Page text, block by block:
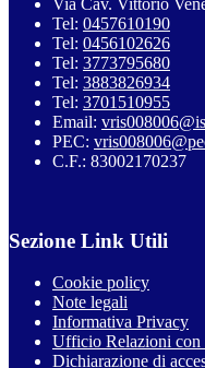
Via Cav. Vittorio
Tel: 0457610190
Tel: 0456102626
Tel: 3773795680
Tel: 3883826934
Tel: 3701510955
Email:
PEC:
C.F.: 83002170237
Sezione Link Utili
Cookie policy
Note legali
Informativa Privacy
Ufficio Relazioni con
Dichiarazione di